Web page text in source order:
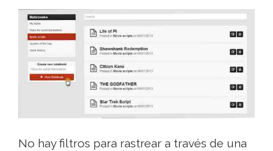
No hay filtros para rastrear a través de una